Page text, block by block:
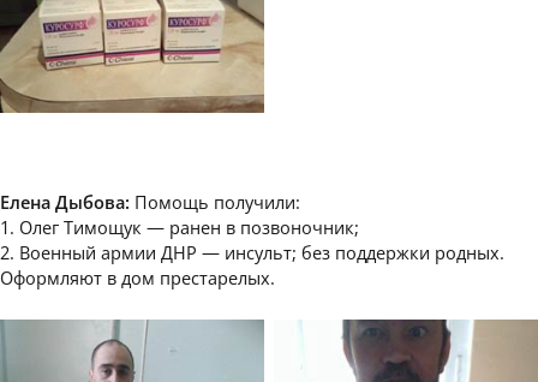
Елена Дыбова: Помощь получили:
1. Олег Тимощук — ранен в позвоночник;
2. Военный армии ДНР — инсульт; без поддержки родных.
Оформляют в дом престарелых.